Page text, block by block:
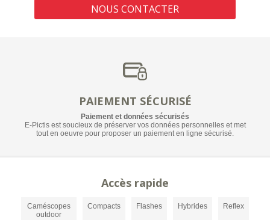
NOUS CONTACTER
PAIEMENT SÉCURISÉ
Paiement et données sécurisés
E-Pictis est soucieux de préserver vos données personnelles et met
tout en oeuvre pour proposer un paiement en ligne sécurisé.
Accès rapide
Caméscopes
outdoor
Compacts Flashes Hybrides Reflex